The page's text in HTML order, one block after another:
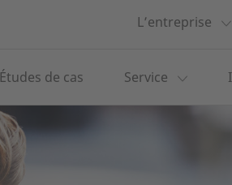
L’entreprise
Études de cas Service